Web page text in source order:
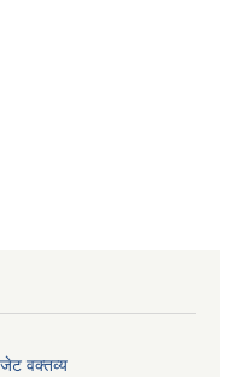
वक्तव्य